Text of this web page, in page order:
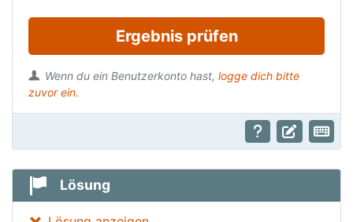
Ergebnis prüfen
Wenn du ein Benutzerkonto hast, logge dich bitte
zuvor ein.
Lösung